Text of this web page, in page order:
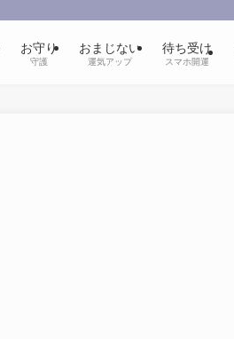
お守り
守護
おまじない
運気アップ
待ち受け
スマホ開運